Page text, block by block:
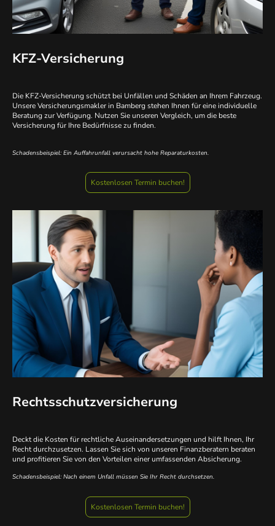
KFZ-Versicherung
Die KFZ-Versicherung schützt bei Unfällen und Schäden an Ihrem Fahrzeug.
Unsere Versicherungsmakler in Bamberg stehen Ihnen für eine individuelle
Beratung zur Verfügung. Nutzen Sie unseren Vergleich, um die beste
Versicherung für Ihre Bedürfnisse zu finden.
Schadensbeispiel: Ein Auffahrunfall verursacht hohe Reparaturkosten.
Kostenlosen Termin buchen!
Rechtsschutzversicherung
Deckt die Kosten für rechtliche Auseinandersetzungen und hilft Ihnen, Ihr
Recht durchzusetzen. Lassen Sie sich von unseren Finanzberatern beraten
und profitieren Sie von den Vorteilen einer umfassenden Absicherung.
Schadensbeispiel: Nach einem Unfall müssen Sie Ihr Recht durchsetzen.
Kostenlosen Termin buchen!